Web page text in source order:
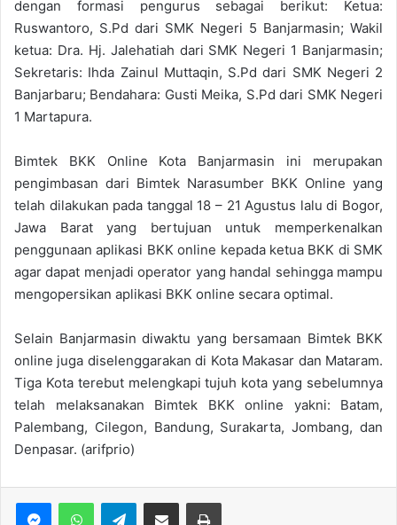
dengan formasi pengurus sebagai berikut: Ketua:
Ruswantoro, S.Pd dari SMK Negeri 5 Banjarmasin; Wakil
ketua: Dra. Hj. Jalehatiah dari SMK Negeri 1 Banjarmasin;
Sekretaris: Ihda Zainul Muttaqin, S.Pd dari SMK Negeri 2
Banjarbaru; Bendahara: Gusti Meika, S.Pd dari SMK Negeri
1 Martapura.
Bimtek BKK Online Kota Banjarmasin ini merupakan
pengimbasan dari Bimtek Narasumber BKK Online yang
telah dilakukan pada tanggal 18 – 21 Agustus lalu di Bogor,
Jawa Barat yang bertujuan untuk memperkenalkan
penggunaan aplikasi BKK online kepada ketua BKK di SMK
agar dapat menjadi operator yang handal sehingga mampu
mengopersikan aplikasi BKK online secara optimal.
Selain Banjarmasin diwaktu yang bersamaan Bimtek BKK
online juga diselenggarakan di Kota Makasar dan Mataram.
Tiga Kota terebut melengkapi tujuh kota yang sebelumnya
telah melaksanakan Bimtek BKK online yakni: Batam,
Palembang, Cilegon, Bandung, Surakarta, Jombang, dan
Denpasar. (arifprio)
WhatsAppTelegramBagikan via Email Print